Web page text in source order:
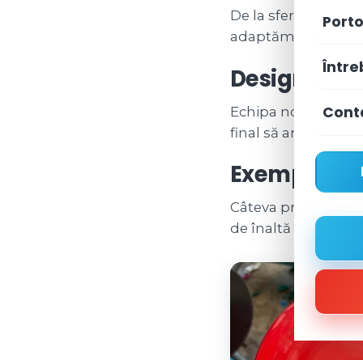
De la sfere cu
adaptăm fiecare
Design
Echipa noastră te
final să arate
Exemple
Câteva proiecte
de înaltă